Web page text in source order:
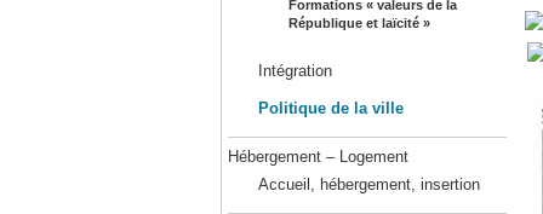
Formations « valeurs de la
République et laïcité »
Intégration
Politique de la ville
Hébergement – Logement
Accueil, hébergement, insertion